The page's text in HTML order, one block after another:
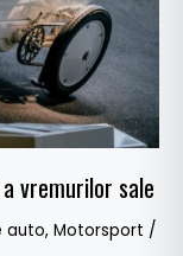
vremurilor sale
auto, Motorsport /